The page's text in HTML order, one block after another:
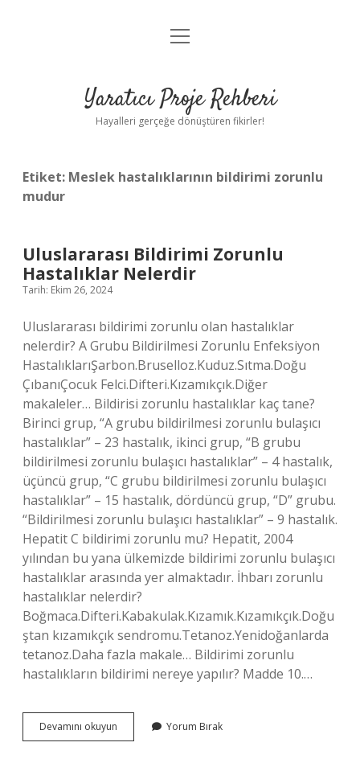
Anasayfa
Yasal Uyarı
menüyü
Yaratıcı Proje Rehberi
Hayalleri gerçeğe dönüştüren fikirler!
Etiket: Meslek hastalıklarının bildirimi zorunlu
mudur
Uluslararası Bildirimi Zorunlu
Hastalıklar Nelerdir
Tarih: Ekim 26, 2024
Uluslararası bildirimi zorunlu olan hastalıklar
nelerdir? A Grubu Bildirilmesi Zorunlu Enfeksiyon
HastalıklarıŞarbon.Bruselloz.Kuduz.Sıtma.Doğu
ÇıbanıÇocuk Felci.Difteri.Kızamıkçık.Diğer
makaleler… Bildirisi zorunlu hastalıklar kaç tane?
Birinci grup, “A grubu bildirilmesi zorunlu bulaşıcı
hastalıklar” – 23 hastalık, ikinci grup, “B grubu
bildirilmesi zorunlu bulaşıcı hastalıklar” – 4 hastalık,
üçüncü grup, “C grubu bildirilmesi zorunlu bulaşıcı
hastalıklar” – 15 hastalık, dördüncü grup, “D” grubu.
“Bildirilmesi zorunlu bulaşıcı hastalıklar” – 9 hastalık.
Hepatit C bildirimi zorunlu mu? Hepatit, 2004
yılından bu yana ülkemizde bildirimi zorunlu bulaşıcı
hastalıklar arasında yer almaktadır. İhbarı zorunlu
hastalıklar nelerdir?
Boğmaca.Difteri.Kabakulak.Kızamık.Kızamıkçık.Doğu
ştan kızamıkçık sendromu.Tetanoz.Yenidoğanlarda
tetanoz.Daha fazla makale… Bildirimi zorunlu
hastalıkların bildirimi nereye yapılır? Madde 10.…
Devamını okuyun Uluslararası
Bildirimi
Yorum Bırak